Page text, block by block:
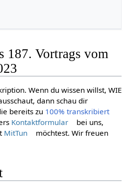
187. Vortrags vom
Wenn du wissen willst, WIE
dann schau dir
bereits zu 100% transkribiert
Kontaktformular
bei uns,
MitTun
möchtest. Wir freuen